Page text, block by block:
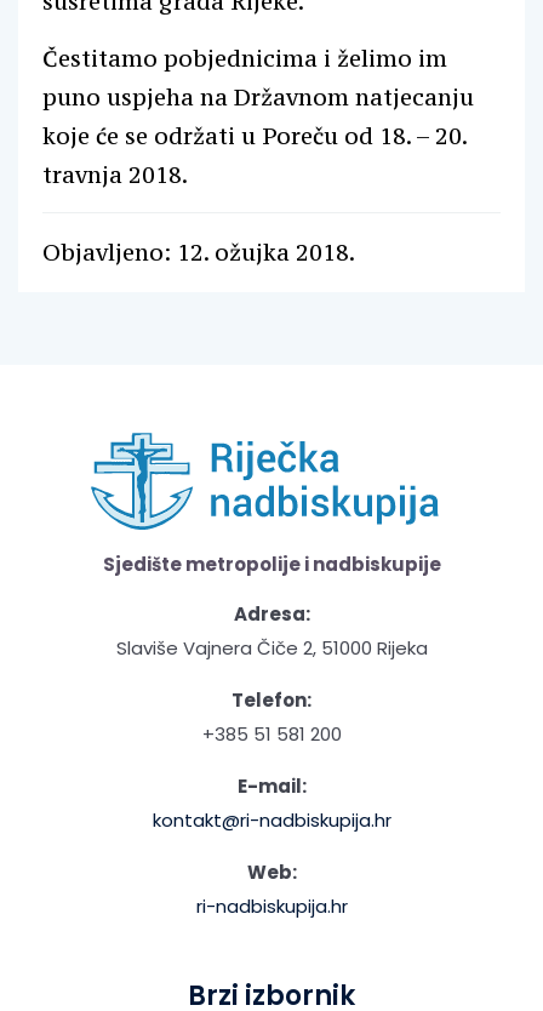
Čestitamo pobjednicima i želimo im
puno uspjeha na Državnom natjecanju
koje će se održati u Poreču od 18. – 20.
travnja 2018.
Objavljeno: 12. ožujka 2018.
Sjedište metropolije i nadbiskupije
Adresa:
Slaviše Vajnera Čiče 2, 51000 Rijeka
Telefon:
+385 51 581 200
E-mail:
kontakt@ri-nadbiskupija.hr
Web:
ri-nadbiskupija.hr
Brzi izbornik